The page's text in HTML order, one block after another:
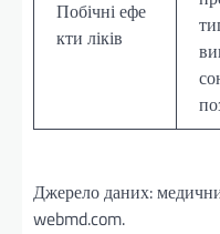
Побічні ефе
кти ліків
Джерело даних:
webmd.com.